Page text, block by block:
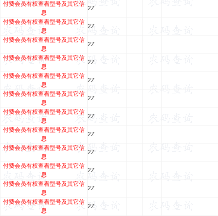
付费会员有权查看型号及其它信
息
2Z
付费会员有权查看型号及其它信
息
2Z
付费会员有权查看型号及其它信
息
2Z
付费会员有权查看型号及其它信
息
2Z
付费会员有权查看型号及其它信
息
2Z
付费会员有权查看型号及其它信
息
2Z
付费会员有权查看型号及其它信
息
2Z
付费会员有权查看型号及其它信
息
2Z
付费会员有权查看型号及其它信
息
2Z
付费会员有权查看型号及其它信
息
2Z
付费会员有权查看型号及其它信
息
2Z
付费会员有权查看型号及其它信
息
2Z